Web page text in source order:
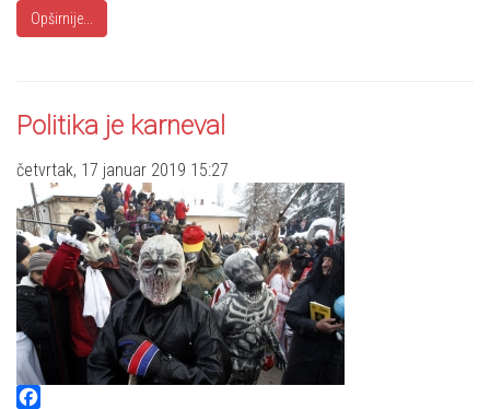
Opširnije...
Politika je karneval
četvrtak, 17 januar 2019 15:27